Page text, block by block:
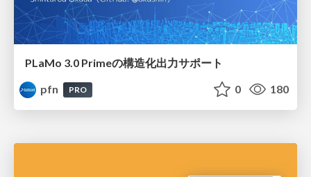
PLaMo 3.0 Primeの構造化出力サポート
pfn
PRO 0 180